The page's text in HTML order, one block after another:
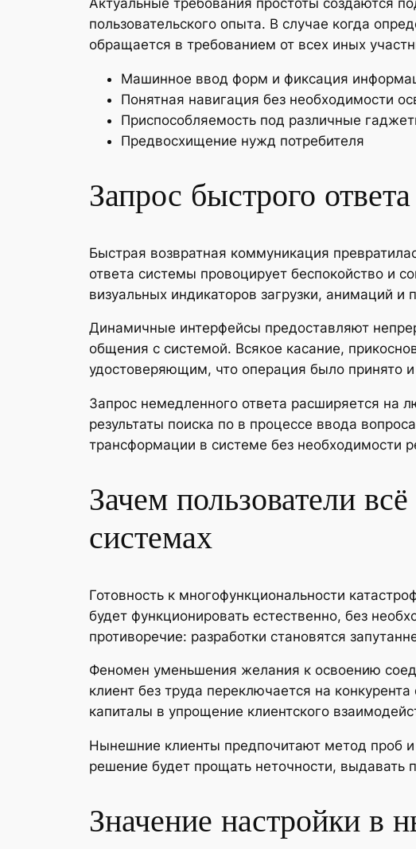
Актуальные требования простоты создаются
пользовательского опыта. В случае когда
обращается в требованием от всех иных
Машинное ввод форм и фиксация
Понятная навигация без необходимости
Приспособляемость под различные
Предвосхищение нужд потребителя
Запрос быстрого
Быстрая возвратная коммуникация
ответа системы провоцирует беспокойство и
визуальных индикаторов загрузки, анимаций
Динамичные интерфейсы предоставляют
общения с системой. Всякое касание,
удостоверяющим, что операция было принято и
Запрос немедленного ответа расширяется на
результаты поиска по в процессе ввода
трансформации в системе без необходимости
Зачем пользователи
системах
Готовность к многофункциональности
будет функционировать естественно, без
противоречие: разработки становятся
Феномен уменьшения желания к освоению
клиент без труда переключается на
капиталы в упрощение клиентского
Нынешние клиенты предпочитают метод проб
решение будет прощать неточности, выдавать
Значение настройки в